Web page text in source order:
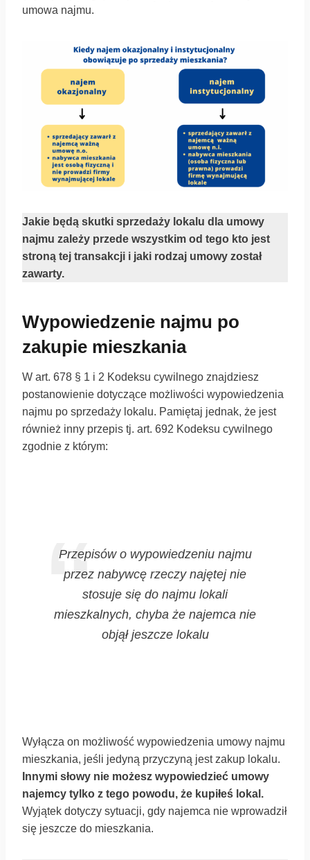
umowa najmu.
Jakie będą skutki sprzedaży lokalu dla umowy
najmu zależy przede wszystkim od tego kto jest
stroną tej transakcji i jaki rodzaj umowy został
zawarty.
Wypowiedzenie najmu po
zakupie mieszkania
W art. 678 § 1 i 2 Kodeksu cywilnego znajdziesz
postanowienie dotyczące możliwości wypowiedzenia
najmu po sprzedaży lokalu. Pamiętaj jednak, że jest
również inny przepis tj. art. 692 Kodeksu cywilnego
zgodnie z którym:
Przepisów o wypowiedzeniu najmu
przez nabywcę rzeczy najętej nie
stosuje się do najmu lokali
mieszkalnych, chyba że najemca nie
objął jeszcze lokalu
Wyłącza on możliwość wypowiedzenia umowy najmu
mieszkania, jeśli jedyną przyczyną jest zakup lokalu.
Innymi słowy nie możesz wypowiedzieć umowy
najemcy tylko z tego powodu, że kupiłeś lokal.
Wyjątek dotyczy sytuacji, gdy najemca nie wprowadził
się jeszcze do mieszkania.